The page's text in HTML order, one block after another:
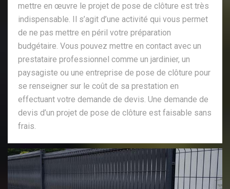
mettre en œuvre le projet de pose de clôture est très
indispensable. Il s’agit d’une activité qui vous permet
de ne pas mettre en péril votre préparation
budgétaire. Vous pouvez mettre en contact avec un
prestataire professionnel comme un jardinier, un
paysagiste ou une entreprise de pose de clôture pour
se renseigner sur le coût de sa prestation en
effectuant votre demande de devis. Une demande de
devis d’un projet de pose de clôture est faisable sans
frais.